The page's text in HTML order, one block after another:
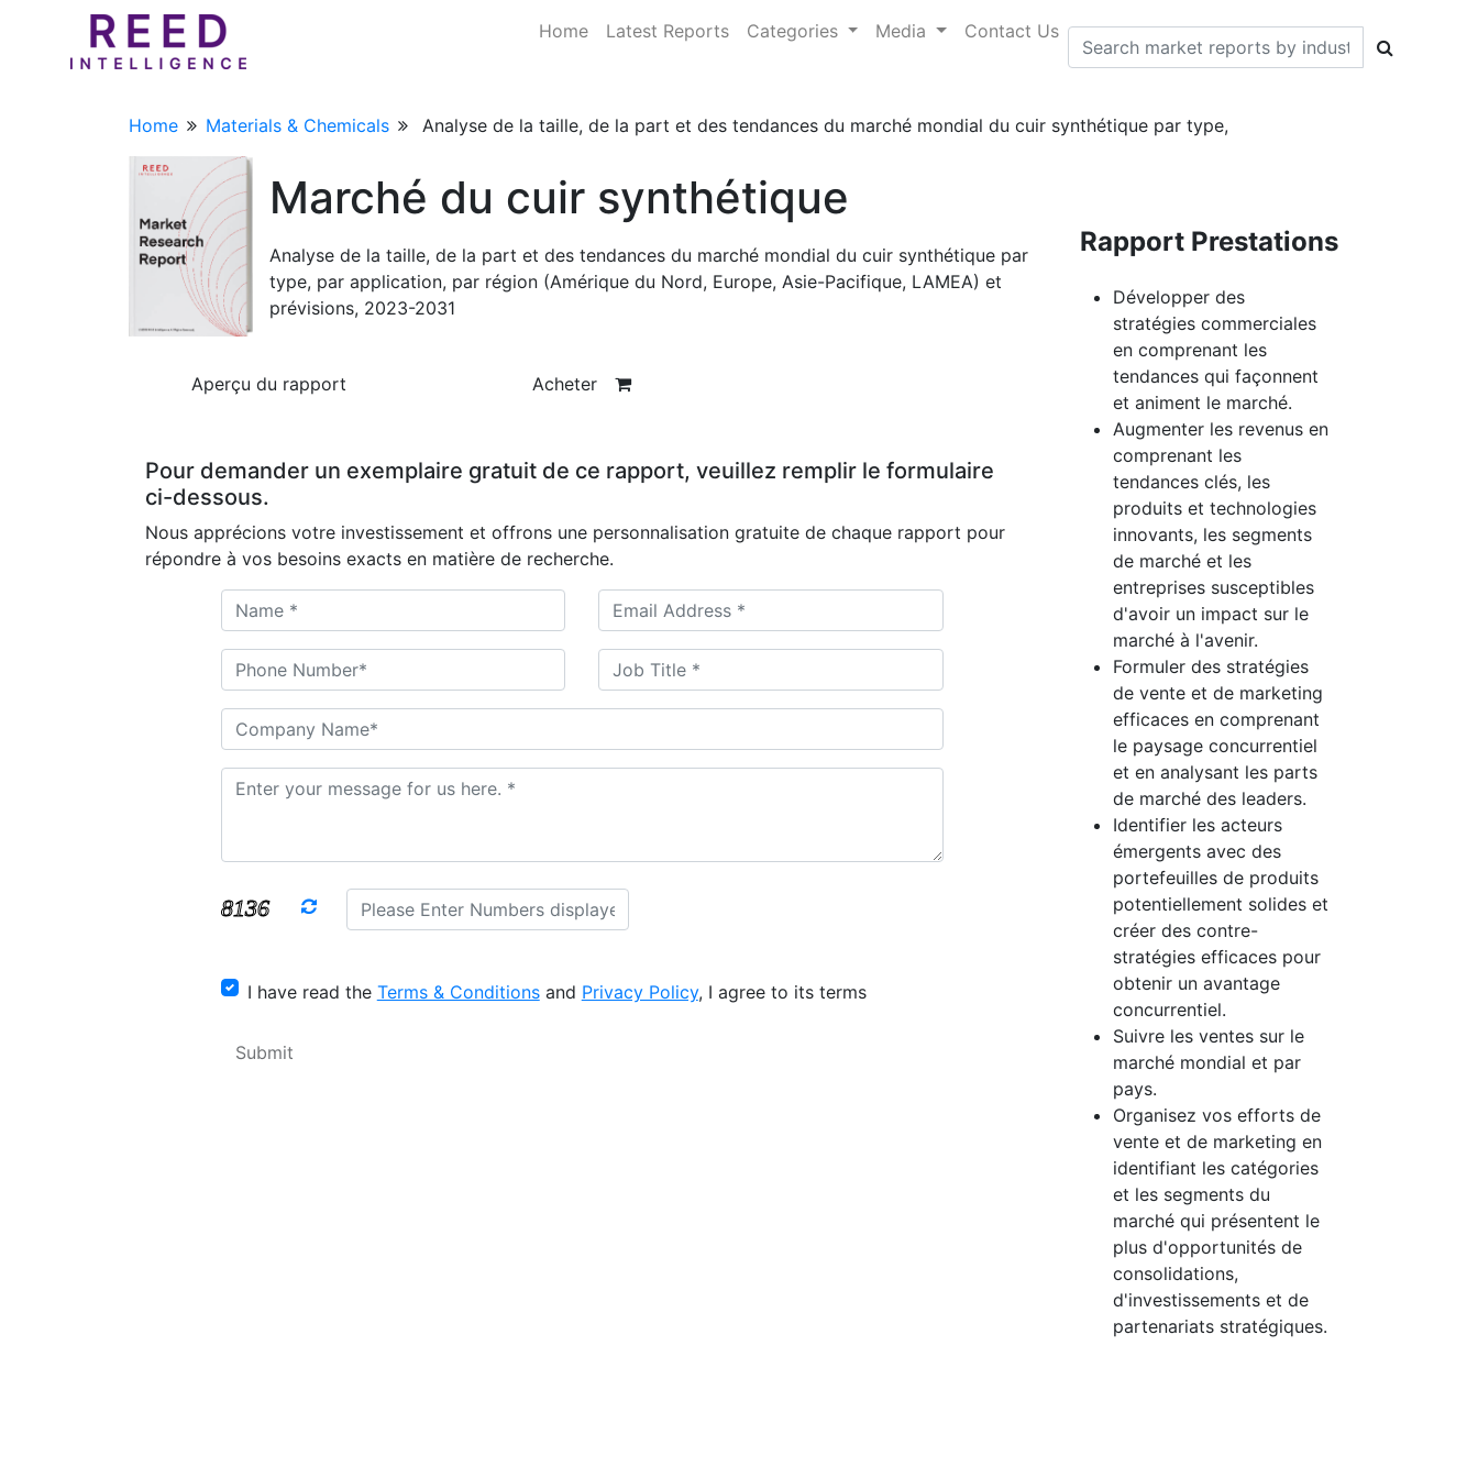
Home Latest Reports Categories Media Contact Us
Home Materials & Chemicals Analyse de la taille, de la part et des tendances du marché mondial du cuir synthétique par type,
Marché du cuir synthétique
Analyse de la taille, de la part et des tendances du marché mondial du cuir synthétique par
type, par application, par région (Amérique du Nord, Europe, Asie-Pacifique, LAMEA) et
prévisions, 2023-2031
Aperçu du rapport Acheter
Pour demander un exemplaire gratuit de ce rapport, veuillez remplir le formulaire
ci-dessous.
Nous apprécions votre investissement et offrons une personnalisation gratuite de chaque rapport pour
répondre à vos besoins exacts en matière de recherche.
I have read the Terms & Conditionsand Privacy Policy, I agree to its terms
Rapport Prestations
Développer des
stratégies commerciales
en comprenant les
tendances qui façonnent
et animent le marché.
Augmenter les revenus en
comprenant les
tendances clés, les
produits et technologies
innovants, les segments
de marché et les
entreprises susceptibles
d'avoir un impact sur le
marché à l'avenir.
Formuler des stratégies
de vente et de marketing
efficaces en comprenant
le paysage concurrentiel
et en analysant les parts
de marché des leaders.
Identifier les acteurs
émergents avec des
portefeuilles de produits
potentiellement solides et
créer des contre-
stratégies efficaces pour
obtenir un avantage
concurrentiel.
Suivre les ventes sur le
marché mondial et par
pays.
Organisez vos efforts de
vente et de marketing en
identifiant les catégories
et les segments du
marché qui présentent le
plus d'opportunités de
consolidations,
d'investissements et de
partenariats stratégiques.